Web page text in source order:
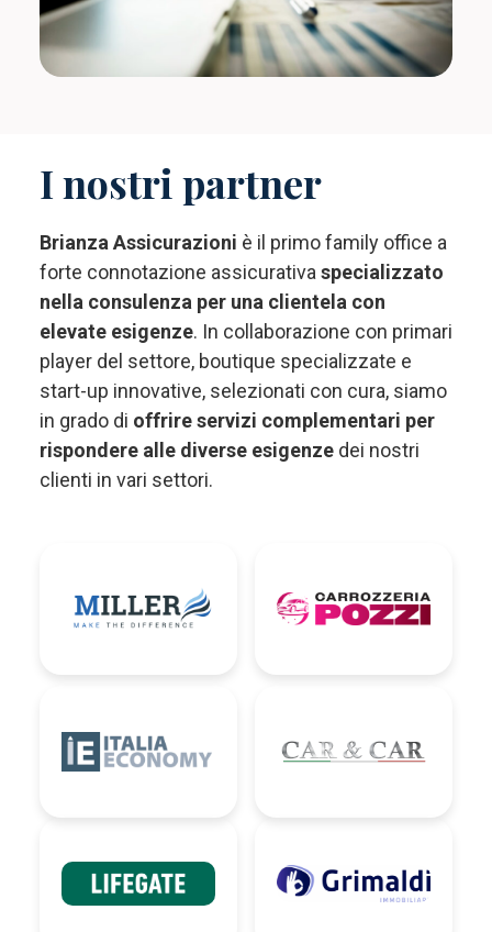
I nostri partner
Brianza Assicurazioni è il primo family office a
forte connotazione assicurativa specializzato
nella consulenza per una clientela con
elevate esigenze. In collaborazione con primari
player del settore, boutique specializzate e
start-up innovative, selezionati con cura, siamo
in grado di offrire servizi complementari per
rispondere alle diverse esigenzedei nostri
clienti in vari settori.